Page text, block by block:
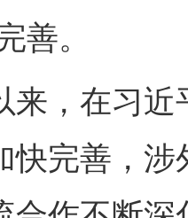
善。
，在习近
快完善，